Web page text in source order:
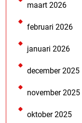
maart 2026
februari 2026
januari 2026
december 2025
november 2025
oktober 2025